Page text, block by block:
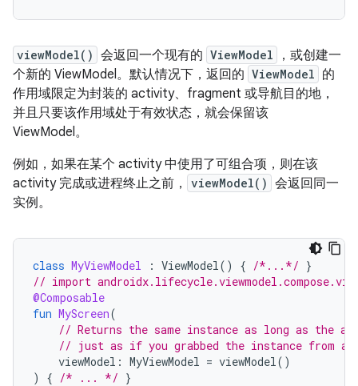
viewModel() 会返回一个现有的 ViewModel
，或创建一
个新的 ViewModel。默认情况下，返回的 ViewModel 的
作用域限定为封装的 activity、fragment 或导航目的地，
并且只要该作用域处于有效状态，就会保留该
ViewModel。
例如，如果在某个 activity 中使用了可组合项，则在该
activity 完成或进程终止之前，
viewModel() 会返回同一
实例。
class MyViewModel : ViewModel() { /*...*/ }
// import
@Composable
fun MyScreen(
// Returns the same instance as long as the
// just as if you grabbed the instance from
viewModel : MyViewModel = viewModel()
)
{ /* ... */ }